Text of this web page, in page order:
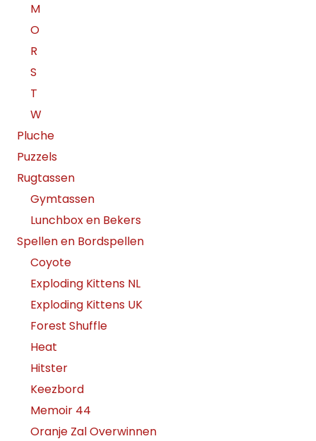
M
O
R
S
T
W
Pluche
Puzzels
Rugtassen
Gymtassen
Lunchbox en Bekers
Spellen en Bordspellen
Coyote
Exploding Kittens NL
Exploding Kittens UK
Forest Shuffle
Heat
Hitster
Keezbord
Memoir 44
Oranje Zal Overwinnen